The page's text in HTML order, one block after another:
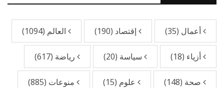
أعمال (35) إقتصاد (190) العالم (1094)
أزياء (18) سياسة (20) رياضة (617)
صحة (148) علوم (15) منوعات (885)